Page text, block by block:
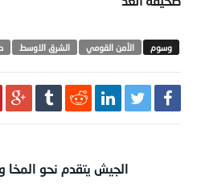
الأمن القومي الشرق الاوسط
الجيش يتقدم نحو المخا